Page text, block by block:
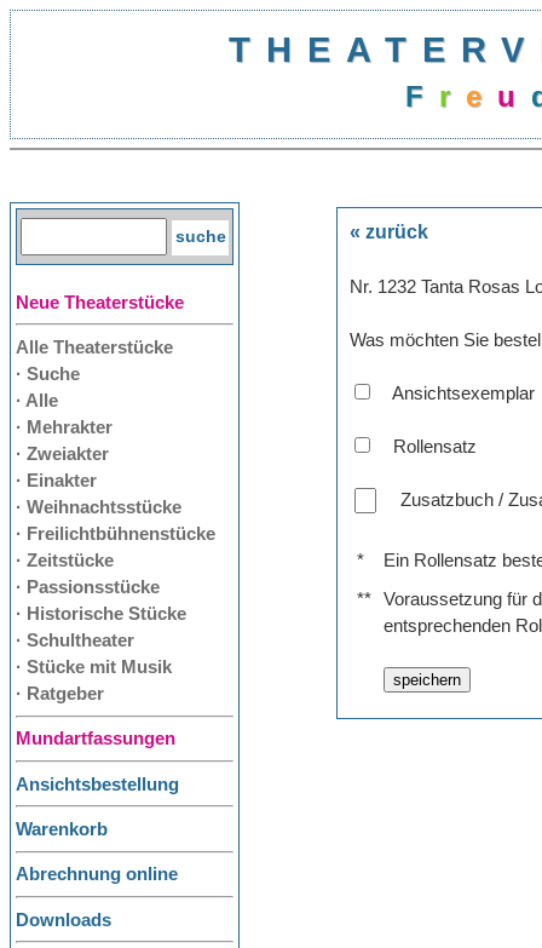
Freu
Neue Theaterstücke
Alle Theaterstücke
· Suche
· Alle
· Mehrakter
· Zweiakter
· Einakter
· Weihnachtsstücke
· Freilichtbühnenstücke
· Zeitstücke
· Passionsstücke
· Historische Stücke
· Schultheater
· Stücke mit Musik
· Ratgeber
Mundartfassungen
Ansichtsbestellung
Warenkorb
Abrechnung online
Downloads
« zurück
Nr. 1232 Tanta Rosas
Was möchten Sie
Ansichtsexemplar
Rollensatz
Zusatzbuch /
*
Ein Rollensatz
**
Voraussetzung für
entsprechenden